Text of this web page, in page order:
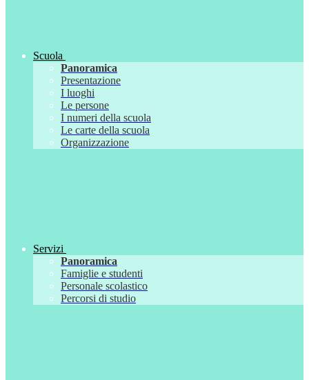
Scuola
Panoramica
Presentazione
I luoghi
Le persone
I numeri della scuola
Le carte della scuola
Organizzazione
Servizi
Panoramica
Famiglie e studenti
Personale scolastico
Percorsi di studio